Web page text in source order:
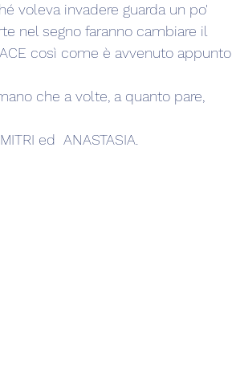
voleva invadere guarda un po'
nel segno faranno cambiare il
così come è avvenuto appunto
che a volte, a quanto pare,
ed  ANASTASIA.